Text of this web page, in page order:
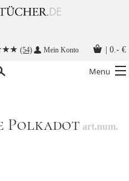
(54) Mein Konto 0.- €
Menu
Polkadot art.num.